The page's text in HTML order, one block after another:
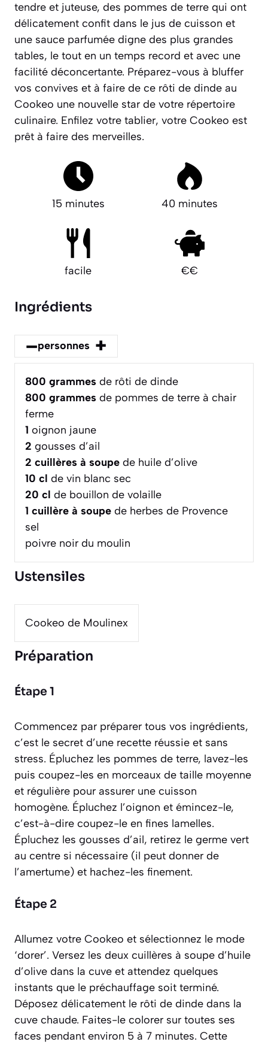
tendre et juteuse, des pommes de terre qui ont
délicatement confit dans le jus de cuisson et
une sauce parfumée digne des plus grandes
tables, le tout en un temps record et avec une
facilité déconcertante. Préparez-vous à bluffer
vos convives et à faire de ce rôti de dinde au
Cookeo une nouvelle star de votre répertoire
culinaire. Enfilez votre tablier, votre Cookeo est
prêt à faire des merveilles.
15 minutes 40 minutes
facile €€
Ingrédients
–personnes +
800 grammes de rôti de dinde
800 grammes de pommes de terre à chair
ferme
1 oignon jaune
2 gousses d’ail
2 cuillères à soupe de huile d’olive
10 cl de vin blanc sec
20 cl de bouillon de volaille
1 cuillère à soupe de herbes de Provence
sel
poivre noir du moulin
Ustensiles
Cookeo de Moulinex
Préparation
Étape 1
Commencez par préparer tous vos ingrédients,
c’est le secret d’une recette réussie et sans
stress. Épluchez les pommes de terre, lavez-les
puis coupez-les en morceaux de taille moyenne
et régulière pour assurer une cuisson
homogène. Épluchez l’oignon et émincez-le,
c’est-à-dire coupez-le en fines lamelles.
Épluchez les gousses d’ail, retirez le germe vert
au centre si nécessaire (il peut donner de
l’amertume) et hachez-les finement.
Étape 2
Allumez votre Cookeo et sélectionnez le mode
‘dorer’. Versez les deux cuillères à soupe d’huile
d’olive dans la cuve et attendez quelques
instants que le préchauffage soit terminé.
Déposez délicatement le rôti de dinde dans la
cuve chaude. Faites-le colorer sur toutes ses
faces pendant environ 5 à 7 minutes. Cette